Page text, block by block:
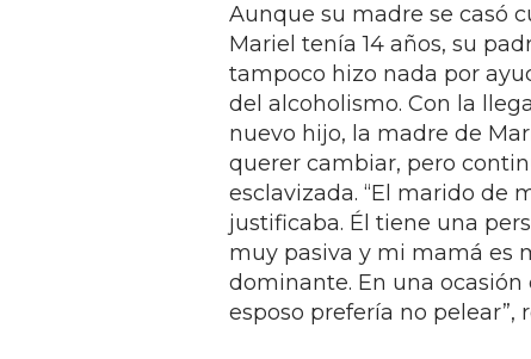
Aunque su madre se casó
Mariel tenía 14 años, su
tampoco hizo nada por
del alcoholismo. Con la
nuevo hijo, la madre de
querer cambiar, pero
esclavizada. “El marido de
justificaba. Él tiene una
muy pasiva y mi mamá es
dominante. En una ocasión
esposo prefería no pelear”,